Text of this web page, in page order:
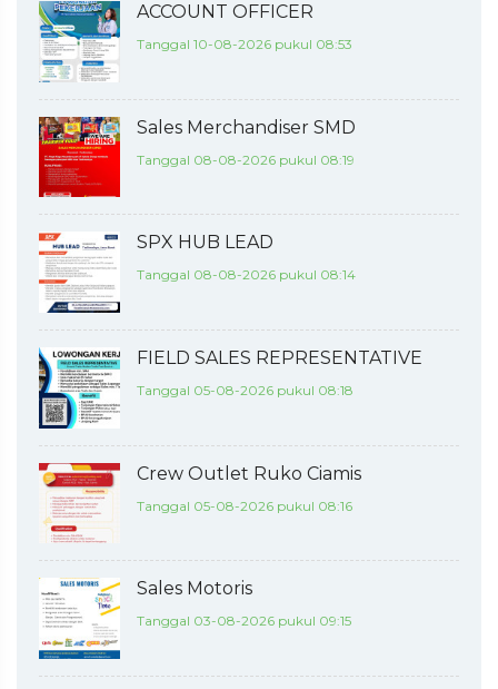
ACCOUNT OFFICER
Tanggal 10-08-2026 pukul 08:53
Sales Merchandiser SMD
Tanggal 08-08-2026 pukul 08:19
SPX HUB LEAD
Tanggal 08-08-2026 pukul 08:14
FIELD SALES REPRESENTATIVE
Tanggal 05-08-2026 pukul 08:18
Crew Outlet Ruko Ciamis
Tanggal 05-08-2026 pukul 08:16
Sales Motoris
Tanggal 03-08-2026 pukul 09:15